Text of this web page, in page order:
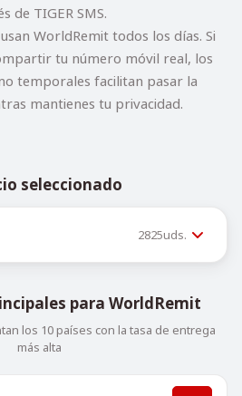
de TIGER SMS.
WorldRemit todos los días. Si
tu número móvil real, los
temporales facilitan pasar la
mantienes tu privacidad.
seleccionado
2825uds.
para WorldRemit
los 10 países con la tasa de entrega
más alta